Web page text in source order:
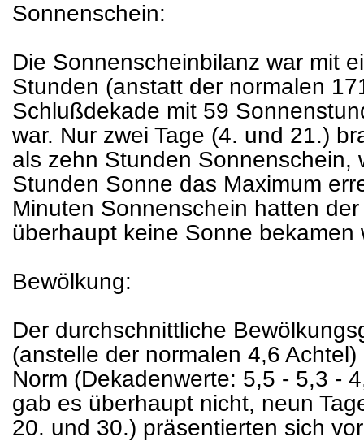
Sonnenschein:
Die Sonnenscheinbilanz war mit
Stunden (anstatt der normalen
Schlußdekade mit 59
war. Nur zwei Tage (4. und 21.)
als zehn Stunden Sonnenschein,
Stunden Sonne das Maximum
Minuten Sonnenschein hatten
überhaupt keine Sonne
Bewölkung:
Der durchschnittliche
(anstelle der normalen 4,6
Norm (Dekadenwerte: 5,5 - 5,3 -
gab es überhaupt nicht, neun
20. und 30.) präsentierten sich